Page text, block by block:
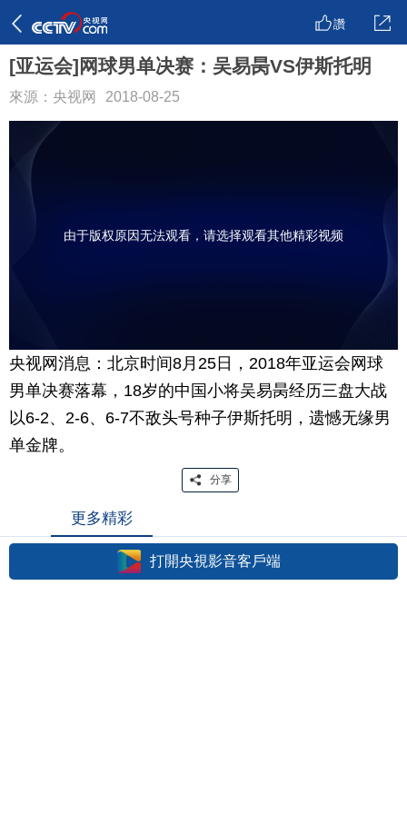
讚
[亚运会]网球男单决赛：吴易昺VS伊斯托明
來源：央视网 2018-08-25
由于版权原因无法观看，请选择观看其他精彩视频
央视网消息：北京时间8月25日，2018年亚运会网球
男单决赛落幕，18岁的中国小将吴易昺经历三盘大战
以6-2、2-6、6-7不敌头号种子伊斯托明，遗憾无缘男
单金牌。
分享
更多精彩
打開央視影音客戶端